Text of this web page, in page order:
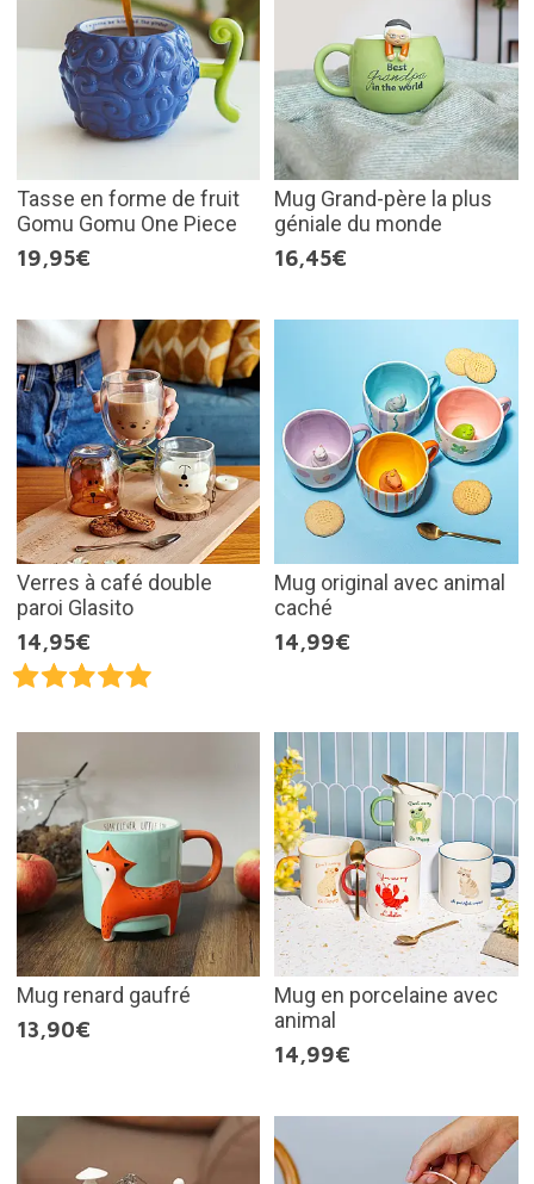
Tasse en forme de fruit
Gomu Gomu One Piece
19,95€
Mug Grand-père la plus
géniale du monde
16,45€
Verres à café double
paroi Glasito
14,95€
Mug original avec animal
caché
14,99€
Mug renard gaufré
13,90€
Mug en porcelaine avec
animal
14,99€